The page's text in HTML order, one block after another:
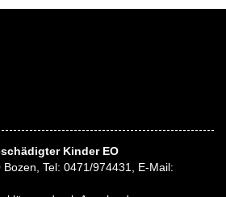
Kinder EO
Tel: 0471/974431, E-Mail: